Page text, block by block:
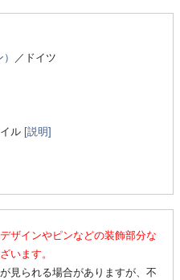
／ドイツ
ル [説明]
ザインやピンなどの装飾部分な
います。
見られる場合がありますが、不